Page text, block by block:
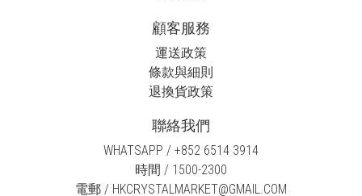
顧客服務
運送政策
條款與細則
退換貨政策
聯絡我們
WHATSAPP / +852 6514 3914
時間 / 1500-2300
電郵 / HKCRYSTALMARKET@GMAIL.COM